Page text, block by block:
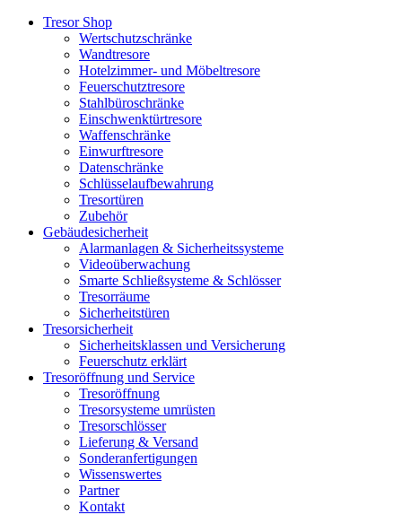
Tresor Shop
Wertschutzschränke
Wandtresore
Hotelzimmer- und Möbeltresore
Feuerschutztresore
Stahlbüroschränke
Einschwenktürtresore
Waffenschränke
Einwurftresore
Datenschränke
Schlüsselaufbewahrung
Tresortüren
Zubehör
Gebäudesicherheit
Alarmanlagen & Sicherheitssysteme
Videoüberwachung
Smarte Schließsysteme & Schlösser
Tresorräume
Sicherheitstüren
Tresorsicherheit
Sicherheitsklassen und Versicherung
Feuerschutz erklärt
Tresoröffnung und Service
Tresoröffnung
Tresorsysteme umrüsten
Tresorschlösser
Lieferung & Versand
Sonderanfertigungen
Wissenswertes
Partner
Kontakt